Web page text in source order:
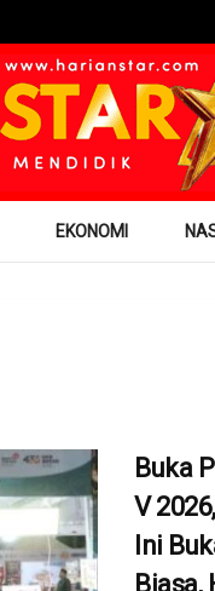
EKONOMI
Buka
V
Ini
Biasa,